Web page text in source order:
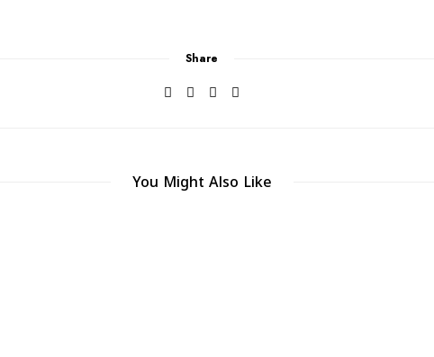
Share
You Might Also Like